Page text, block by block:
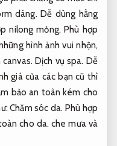
dáng. Dễ dùng hằng
nilong mỏng,Phù hợp
hình ảnh vui nhộn,
canvas.Dịch vụ spa. Dễ
giá của các bạn cũ thì
bảo an toàn kém cho
Chăm sóc da. Phù hợp
cho da. che mưa và